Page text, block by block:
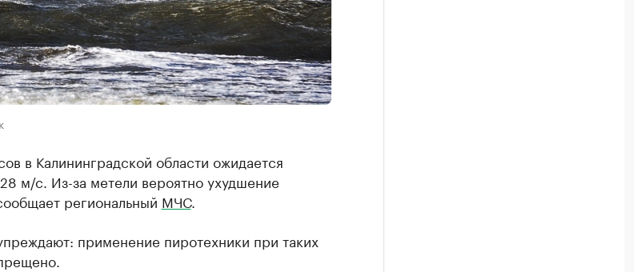
в Калининградской области ожидается
м/с. Из-за метели вероятно ухудшение
региональный МЧС.
применение пиротехники при таких